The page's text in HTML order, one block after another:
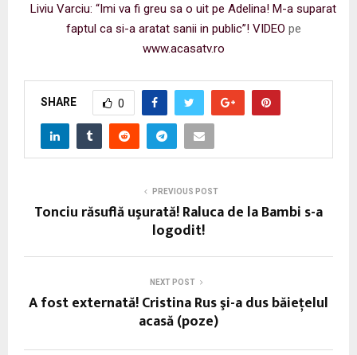
Liviu Varciu: “Imi va fi greu sa o uit pe Adelina! M-a suparat
faptul ca si-a aratat sanii in public”! VIDEO pe
www.acasatv.ro
SHARE 0
PREVIOUS POST
Tonciu răsuflă uşurată! Raluca de la Bambi s-a
logodit!
NEXT POST
A fost externată! Cristina Rus şi-a dus băieţelul
acasă (poze)